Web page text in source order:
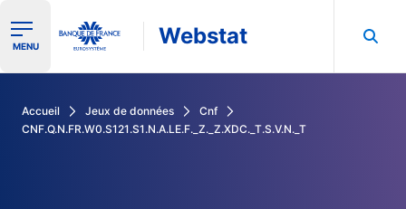
Ouvrir le menu de navigation
MENU Webstat
Accueil Jeux de données
Cnf
CNF.Q.N.FR.W0.S121.S1.N.A.LE.F._Z._Z.XDC._T.S.V.N._T